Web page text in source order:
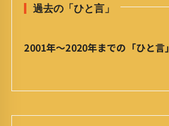
言
ア
イ
過去の「ひと言」
2001年〜2020年までの「ひと言」